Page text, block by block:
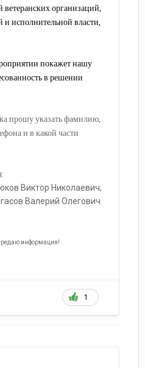
ветеранских организаций,
и исполнительной власти,
покажет нашу
в решении
прошу указать фамилию,
и в какой части
Виктор Николаевич;
Валерий Олегович
информация!
1